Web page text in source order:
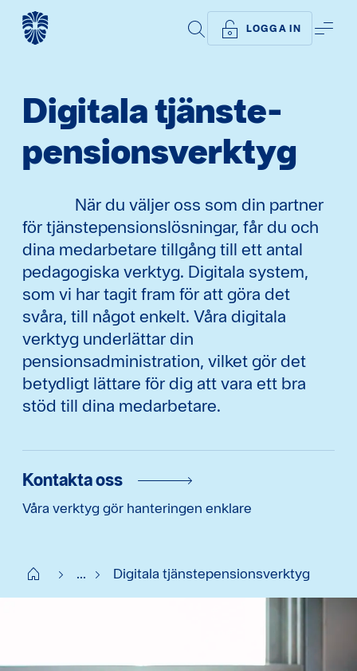
SÖK LOGGA IN
Digitala tjänste­
pensions­verktyg
När du väljer oss som din partner
för tjänstepensionslösningar, får du och
dina medarbetare tillgång till ett antal
pedagogiska verktyg. Digitala system,
som vi har tagit fram för att göra det
svåra, till något enkelt. Våra digitala
verktyg underlättar din
pensionsadministration, vilket gör det
betydligt lättare för dig att vara ett bra
stöd till dina medarbetare.
Kontakta oss
Våra verktyg gör hanteringen enklare
Start ... Digitala tjänstepensionsverktyg